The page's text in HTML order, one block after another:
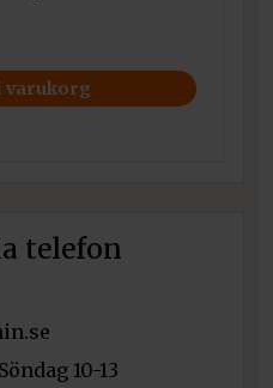
varukorg
telefon
10-13